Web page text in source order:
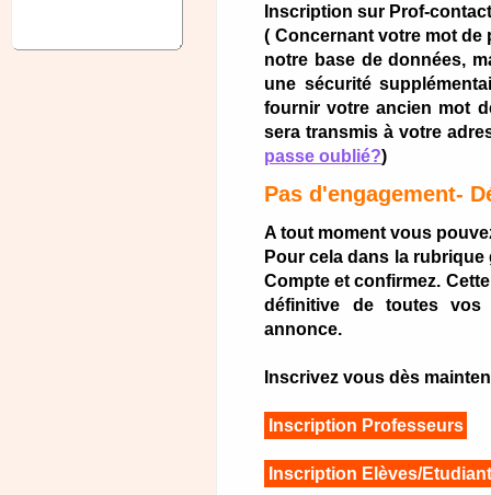
Inscription sur Prof-
( Concernant votre mot de
notre base de données,
une sécurité
fournir votre ancien mot
sera transmis à votre
passe oublié?)
Pas d'engagement-
A tout moment vous
Pour cela dans la
Compte et confirmez.
définitive de toutes
annonce.
Inscrivez vous dès
Inscription Professeurs
Inscription Elèves/